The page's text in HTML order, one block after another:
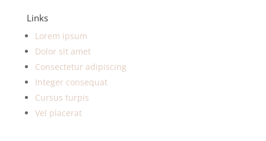
Links
Lorem ipsum
Dolor sit amet
Consectetur adipiscing
Integer consequat
Cursus turpis
Vel placerat